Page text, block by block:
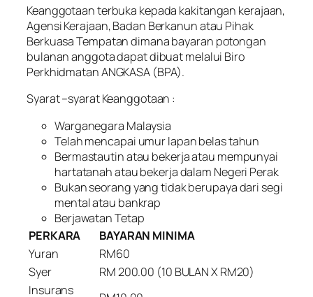
Keanggotaan terbuka kepada kakitangan kerajaan,
Agensi Kerajaan, Badan Berkanun atau Pihak
Berkuasa Tempatan dimana bayaran potongan
bulanan anggota dapat dibuat melalui Biro
Perkhidmatan ANGKASA (BPA).
Syarat –syarat Keanggotaan :
Warganegara Malaysia
Telah mencapai umur lapan belas tahun
Bermastautin atau bekerja atau mempunyai
hartatanah atau bekerja dalam Negeri Perak
Bukan seorang yang tidak berupaya dari segi
mental atau bankrap
Berjawatan Tetap
PERKARA
BAYARAN MINIMA
Yuran
RM60
Syer
RM 200.00 (10 BULAN X RM20)
Insurans